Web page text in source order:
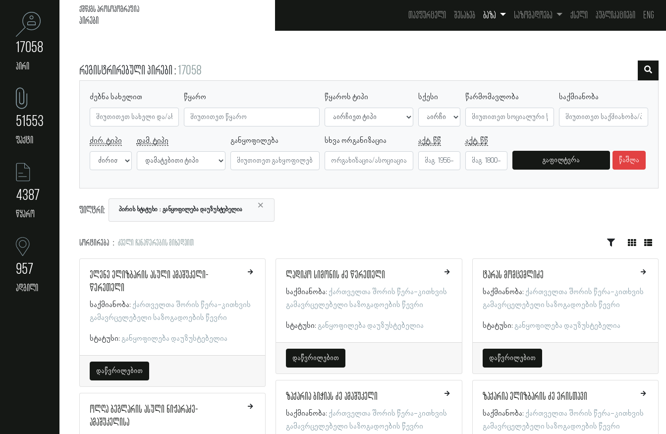
17058
პირი
51553
ფაქტი
4387
წყარო
957
ადგილი
ქშწკგს პროსოპოგრაფია
პირები თავფურცელი შესახებ ბაზა საზოგადოება ქსელი პუბლიკაციები Eng
რეგისტრირებული პირები 17058
ძებნა სახელით წყარო წყაროს ტიპი სქესი წარმომავლობა საქმიანობა
ძირ. ტიპი დამ. ტიპი განყოფილება სხვა ორგანიზაცია აქტ. წწ აქტ. წწ
გაფილტვრა წაშლა
ფილტრი: ×
პირის სტატუსი განყოფილება დაუზუსტებელია
სორტირება ძველი ჩანაწერების მიხედვით
ელენე ელიზბარის ასული ამაშუკელი-
წერეთელი
საქმიანობა: ქართველთა შორის წერა-კითხვის
გამავრცელებელი საზოგადოების წევრი
სტატუსი: განყოფილება დაუზუსტებელია
დაწვრილებით
ოლღა ბეგლარის ასული ნიჟარაძე-
ამაშუკელისა
ლადიკო სიმონის ძე წერეთელი
საქმიანობა: ქართველთა შორის წერა-კითხვის
გამავრცელებელი საზოგადოების წევრი
სტატუსი: განყოფილება დაუზუსტებელია
დაწვრილებით
ზაქარია ბიჭიას ძე ამაშუკელი
საქმიანობა: ქართველთა შორის წერა-კითხვის
გამავრცელებელი საზოგადოების წევრი
ტარას მომცემლიძე
საქმიანობა: ქართველთა შორის წერა-კითხვის
გამავრცელებელი საზოგადოების წევრი
სტატუსი: განყოფილება დაუზუსტებელია
დაწვრილებით
ზაქარია ელიზბარის ძე ერისთავი
საქმიანობა: ქართველთა შორის წერა-კითხვის
გამავრცელებელი საზოგადოების წევრი